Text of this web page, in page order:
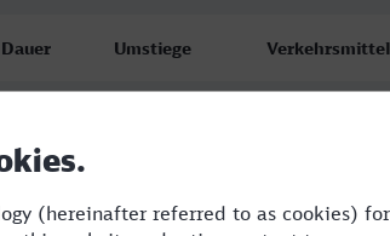
Dauer Umstiege Verkehrsmittel